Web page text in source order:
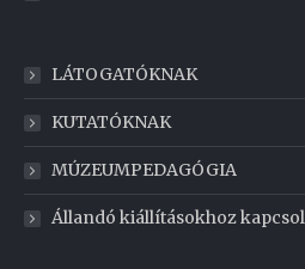
LÁTOGATÓKNAK
KUTATÓKNAK
MÚZEUMPEDAGÓGIA
Állandó kiállításokhoz